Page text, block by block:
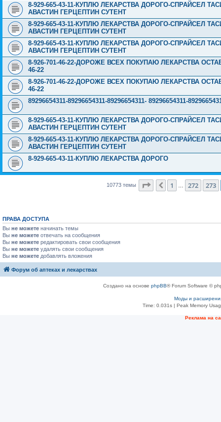
8-929-665-43-11-КУПЛЮ ЛЕКАРСТВА ДОРОГО-СПРАЙСЕЛ
АВАСТИН ГЕРЦЕПТИН СУТЕНТ
8-929-665-43-11-КУПЛЮ ЛЕКАРСТВА ДОРОГО-СПРАЙСЕЛ
АВАСТИН ГЕРЦЕПТИН СУТЕНТ
8-929-665-43-11-КУПЛЮ ЛЕКАРСТВА ДОРОГО-СПРАЙСЕЛ
АВАСТИН ГЕРЦЕПТИН СУТЕНТ
8-926-701-46-22-ДОРОЖЕ ВСЕХ ПОКУПАЮ ЛЕКАРСТВА
46-22
8-926-701-46-22-ДОРОЖЕ ВСЕХ ПОКУПАЮ ЛЕКАРСТВА
46-22
89296654311-89296654311-89296654311- 89296654311-
8-929-665-43-11-КУПЛЮ ЛЕКАРСТВА ДОРОГО-СПРАЙСЕЛ
АВАСТИН ГЕРЦЕПТИН СУТЕНТ
8-929-665-43-11-КУПЛЮ ЛЕКАРСТВА ДОРОГО-СПРАЙСЕЛ
АВАСТИН ГЕРЦЕПТИН СУТЕНТ
8-929-665-43-11-КУПЛЮ ЛЕКАРСТВА ДОРОГО
10773 темы Страница 274из 431
Пред.
1 272 273
ПРАВА ДОСТУПА
Вы не можете начинать темы
Вы не можете отвечать на сообщения
Вы не можете редактировать свои сообщения
Вы не можете удалять свои сообщения
Вы не можете добавлять вложения
Форум об аптеках и лекарствах
Создано на основе phpBB® Forum Software ©
Моды и
Time: 0.031s| Peak Memory
Рeклама на